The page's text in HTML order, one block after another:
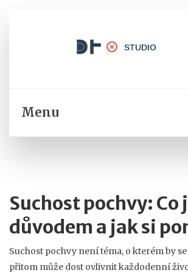
Menu
Suchost pochvy: Co
důvodem a jak si
Suchost pochvy není téma, o kterém by
přitom může dost ovlivnit každodenní